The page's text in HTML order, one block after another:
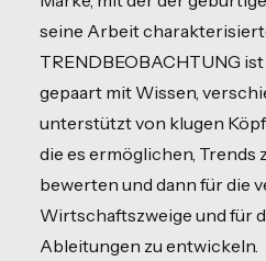
seine Arbeit
TRENDBEOBACHTUNG
gepaart mit Wissen,
unterstützt von klugen
die es ermöglichen, Trends
bewerten und dann für die
Wirtschaftszweige und für
Ableitungen zu entwickeln.